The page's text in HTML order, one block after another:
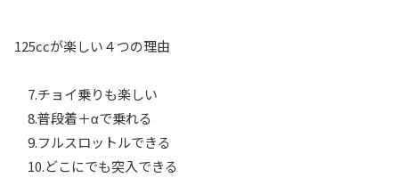
125ccが楽しい４つの理由
7.チョイ乗りも楽しい
8.普段着＋αで乗れる
9.フルスロットルできる
10.どこにでも突入できる